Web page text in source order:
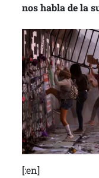
nos habla de la
[:en]